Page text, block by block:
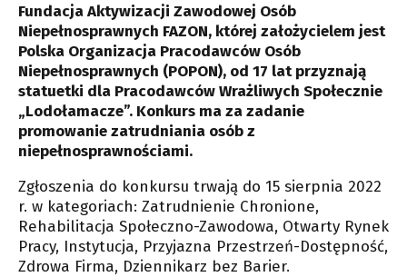
Fundacja Aktywizacji Zawodowej Osób
Niepełnosprawnych FAZON, której założycielem jest
Polska Organizacja Pracodawców Osób
Niepełnosprawnych (POPON), od 17 lat przyznają
statuetki dla Pracodawców Wrażliwych Społecznie
„Lodołamacze”. Konkurs ma za zadanie
promowanie zatrudniania osób z
niepełnosprawnościami.
Zgłoszenia do konkursu trwają do 15 sierpnia 2022
r. w kategoriach: Zatrudnienie Chronione,
Rehabilitacja Społeczno-Zawodowa, Otwarty Rynek
Pracy, Instytucja, Przyjazna Przestrzeń-Dostępność,
Zdrowa Firma, Dziennikarz bez Barier.